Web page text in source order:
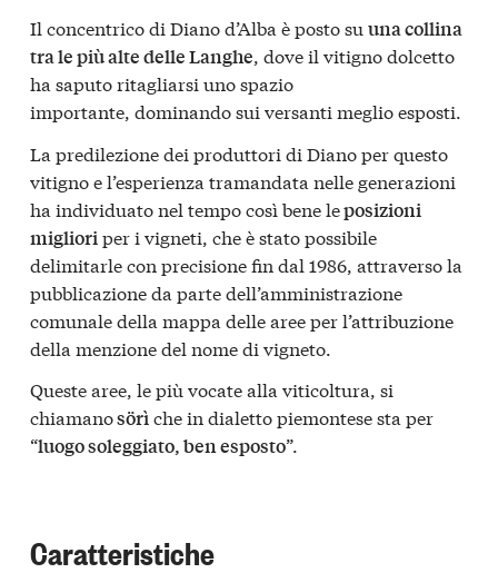
Il concentrico di Diano d’Alba è posto su una collina
tra le più alte delle Langhe, dove il vitigno dolcetto
ha saputo ritagliarsi uno spazio
importante, dominando sui versanti meglio esposti.
La predilezione dei produttori di Diano per questo
vitigno e l’esperienza tramandata nelle generazioni
ha individuato nel tempo così bene leposizioni
miglioriper i vigneti, che è stato possibile
delimitarle con precisione fin dal 1986, attraverso la
pubblicazione da parte dell’amministrazione
comunale della mappa delle aree per l’attribuzione
della menzione del nome di vigneto.
Queste aree, le più vocate alla viticoltura, si
chiamanosörìche in dialetto piemontese sta per
“luogo soleggiato, ben esposto”.
Caratteristiche